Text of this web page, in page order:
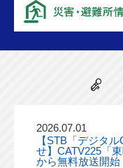
2026.07.01
【STB「デジタ
せ】CATV225「
から無料放送開始